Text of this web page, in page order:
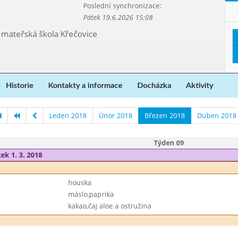
Poslední synchronizace:
Pátek 19.6.2026 15:08
škola Křečovice
Historie Kontakty a informace Docházka Aktivity
Leden 2018 Únor 2018 Březen 2018 Duben 2018
Týden 09
1. 3. 2018
houska
máslo,paprika
kakao,čaj aloe a ostružina